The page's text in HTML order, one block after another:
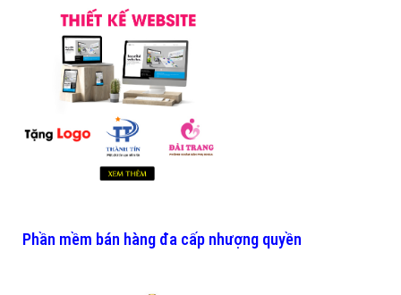
Phần mềm bán hàng đa cấp nhượng quyền